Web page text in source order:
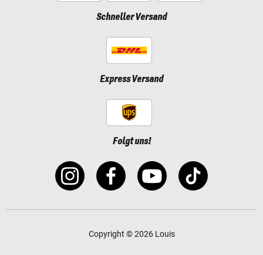
Schneller Versand
Express Versand
Folgt uns!
Copyright © 2026 Louis